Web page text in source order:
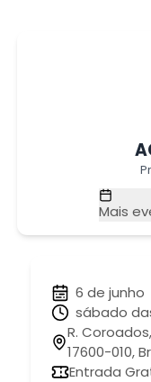
Mais
6 de junho
sábado
R.
17600-010,
Entrada